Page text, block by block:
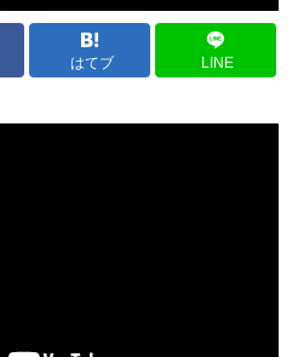
はてブ LINE